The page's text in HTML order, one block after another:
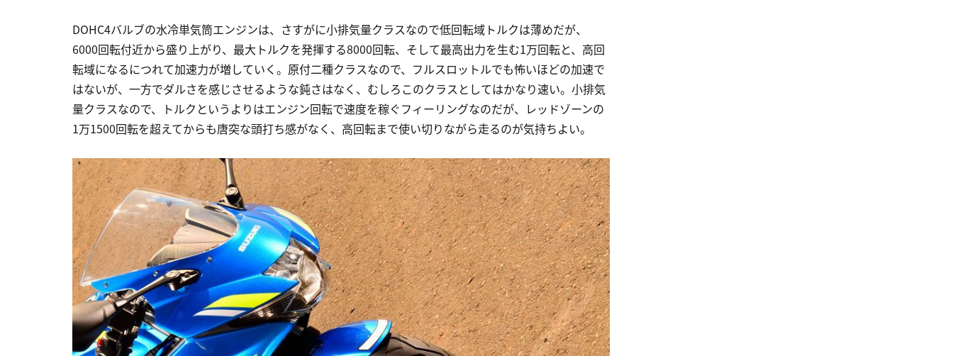
DOHC4バルブの水冷単気筒エンジンは、さすがに小排気量クラスなので低回転域トルクは薄めだが、
6000回転付近から盛り上がり、最大トルクを発揮する8000回転、そして最高出力を生む1万回転と、高回
転域になるにつれて加速力が増していく。原付二種クラスなので、フルスロットルでも怖いほどの加速で
はないが、一方でダルさを感じさせるような鈍さはなく、むしろこのクラスとしてはかなり速い。小排気
量クラスなので、トルクというよりはエンジン回転で速度を稼ぐフィーリングなのだが、レッドゾーンの
1万1500回転を超えてからも唐突な頭打ち感がなく、高回転まで使い切りながら走るのが気持ちよい。